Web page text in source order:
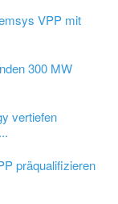
VPP mit
300 MW
vertiefen
präqualifizieren